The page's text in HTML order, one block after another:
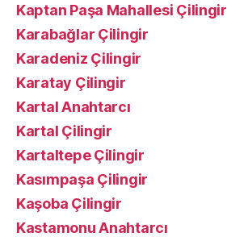
Kaptan Paşa Mahallesi Çilingir
Karabağlar Çilingir
Karadeniz Çilingir
Karatay Çilingir
Kartal Anahtarcı
Kartal Çilingir
Kartaltepe Çilingir
Kasımpaşa Çilingir
Kaşoba Çilingir
Kastamonu Anahtarcı